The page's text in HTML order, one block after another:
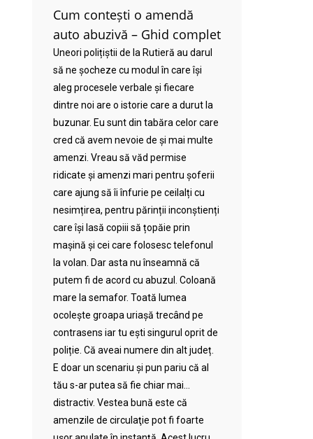
Cum contești o amendă
auto abuzivă – Ghid complet
Uneori polițiștii de la Rutieră au darul
să ne șocheze cu modul în care își
aleg procesele verbale și fiecare
dintre noi are o istorie care a durut la
buzunar. Eu sunt din tabăra celor care
cred că avem nevoie de și mai multe
amenzi. Vreau să văd permise
ridicate și amenzi mari pentru șoferii
care ajung să îi înfurie pe ceilalți cu
nesimțirea, pentru părinții inconștienți
care își lasă copiii să țopăie prin
mașină și cei care folosesc telefonul
la volan. Dar asta nu înseamnă că
putem fi de acord cu abuzul. Coloană
mare la semafor. Toată lumea
ocolește groapa uriașă trecând pe
contrasens iar tu ești singurul oprit de
poliție. Că aveai numere din alt județ.
E doar un scenariu și pun pariu că al
tău s-ar putea să fie chiar mai…
distractiv. Vestea bună este că
amenzile de circulaţie pot fi foarte